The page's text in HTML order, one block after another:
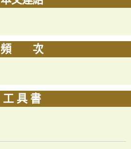
頻 次
工 具 書